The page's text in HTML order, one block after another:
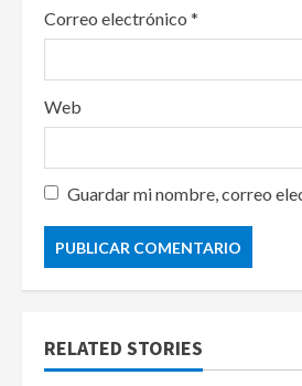
Correo electrónico *
Web
Guardar mi nombre, correo
RELATED STORIES